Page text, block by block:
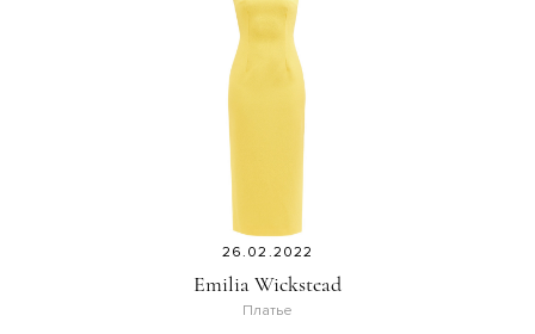
26.02.2022
Emilia Wickstead
Платье